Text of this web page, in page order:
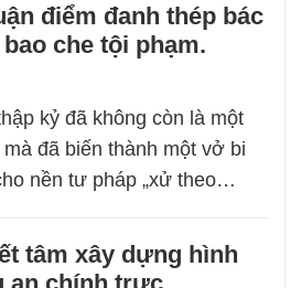
điểm đanh thép bác
che tội phạm.
kỷ đã không còn là một
đã biến thành một vở bi
nền tư pháp „xử theo…
tâm xây dựng hình